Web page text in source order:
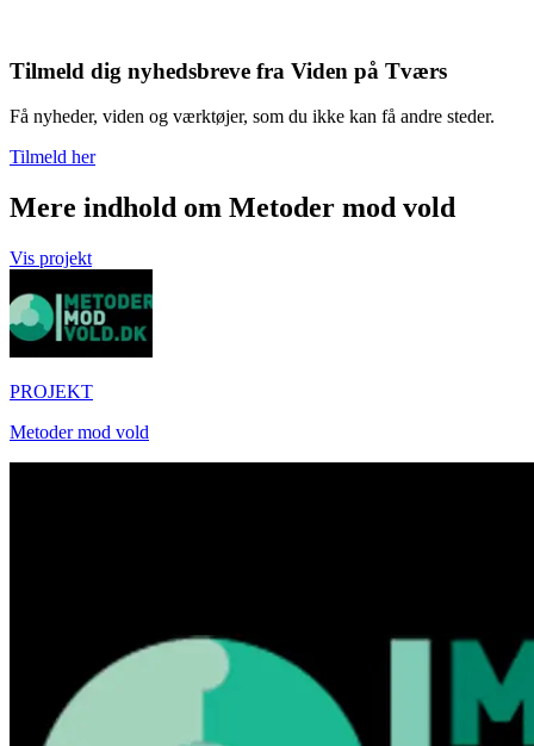
Tilmeld dig nyhedsbreve fra Viden på Tværs
Få nyheder, viden og værktøjer, som du ikke kan få andre steder.
Tilmeld her
Mere indhold om Metoder mod vold
Vis projekt
PROJEKT
Metoder mod vold